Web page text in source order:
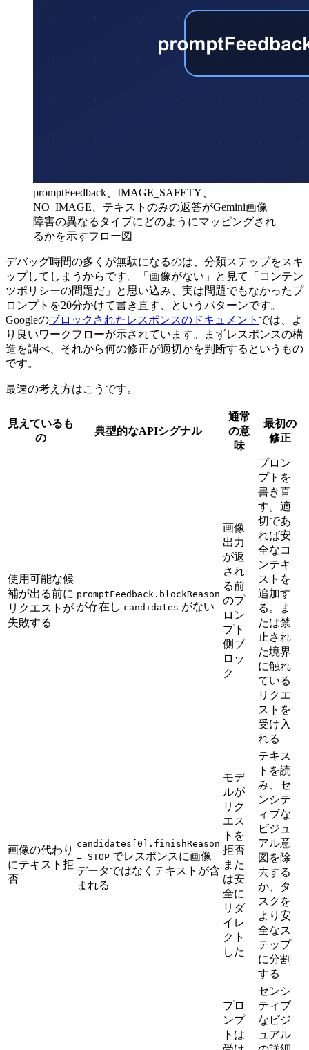
promptFeedback、IMAGE_SAFETY、
NO_IMAGE、テキストのみの返答がGemini画像
障害の異なるタイプにどのようにマッピングされ
るかを示すフロー図
デバッグ時間の多くが無駄になるのは、分類ステップをスキ
ップしてしまうからです。「画像がない」と見て「コンテン
ツポリシーの問題だ」と思い込み、実は問題でもなかったプ
ロンプトを20分かけて書き直す、というパターンです。
Googleのブロックされたレスポンスのドキュメント では、よ
り良いワークフローが示されています。まずレスポンスの構
造を調べ、それから何の修正が適切かを判断するというもの
です。
最速の考え方はこうです。
見えているも
の
典型的なAPIシグナル
通常
の意
味
最初の
修正
使用可能な候
補が出る前に
リクエストが
失敗する
promptFeedback.blockReason
が存在し candidates がない
画像
出力
が返
され
る前
のプ
ロン
プト
側ブ
ロッ
ク
プロン
プトを
書き直
す。適
切であ
れば安
全なコ
ンテキ
ストを
追加す
る。ま
たは禁
止され
た境界
に触れ
ている
リクエ
ストを
受け入
れる
画像の代わり
にテキスト拒
否
candidates[0].finishReason
= STOP でレスポンスに画像
データではなくテキストが含
まれる
モデ
ルが
リク
エス
トを
拒否
また
は安
全に
リダ
イレ
クト
した
テキス
トを読
み、セ
ンシテ
ィブな
ビジュ
アル意
図を除
去する
か、タ
スクを
より安
全なス
テップ
に分割
する
プロ
ンプ
トは
センシ
ティブ
なビジ
ュアル